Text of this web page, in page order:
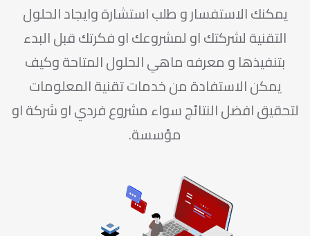
يمكنك الاستفسار و طلب استشارة وايجاد الحلول
التقنية لشركتك او لمشروعك او فكرتك قبل البدء
بتنفيذها و معرفه ماهي الحلول المتاحة وكيف
يمكن الاستفادة من خدمات تقنية المعلومات
لتحقيق افضل النتائج سواء مشروع فردي او شركة او
مؤسسة.